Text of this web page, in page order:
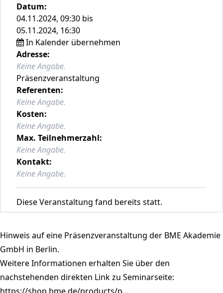
Datum:
04.11.2024, 09:30 bis
05.11.2024, 16:30
In Kalender übernehmen
Adresse:
Keine Angabe.
Präsenzveranstaltung
Referenten:
Keine Angabe.
Kosten:
Keine Angabe.
Max. Teilnehmerzahl:
Keine Angabe.
Kontakt:
Keine Angabe.
Diese Veranstaltung fand bereits statt.
Hinweis auf eine Präsenzveranstaltung der BME Akademie
GmbH in Berlin.
Weitere Informationen erhalten Sie über den
nachstehenden direkten Link zu Seminarseite: